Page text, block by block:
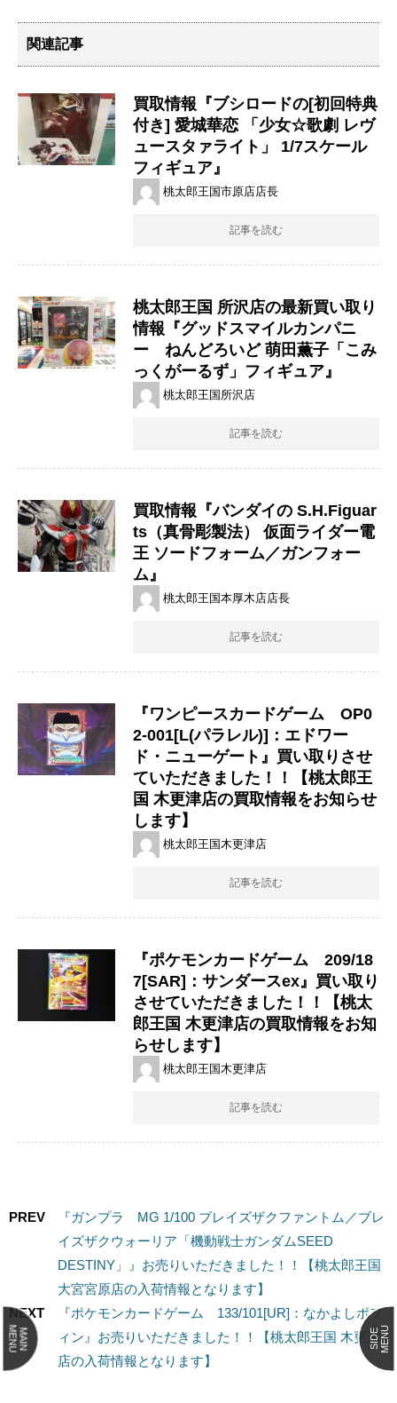
関連記事
買取情報『ブシロードの[初回特典
付き] ​愛城華恋 ​「少女☆歌劇 ​レヴ
ュースタァライト」 ​1/7スケール
フィギュア』
桃太郎王国市原店店長
記事を読む
桃太郎王国 所沢店の最新買い取り
情報『グッドスマイルカンパニ
ー ねんどろいど 萌田薫子「こみ
っくがーるず」フィギュア』
桃太郎王国所沢店
記事を読む
買取情報『バンダイの S.H.Figuar
ts（真骨彫製法） ​仮面ライダー電
王 ​ソードフォーム／ガンフォー
ム』
桃太郎王国本厚木店店長
記事を読む
『ワンピースカードゲーム OP0
2-001[L(パラレル)]：エドワー
ド・ニューゲート』買い取りさせ
ていただきました！！【桃太郎王
国 木更津店の買取情報をお知らせ
します】
桃太郎王国木更津店
記事を読む
『ポケモンカードゲーム 209/18
7[SAR]：サンダースex』買い取り
させていただきました！！【桃太
郎王国 木更津店の買取情報をお知
らせします】
桃太郎王国木更津店
記事を読む
PREV
『ガンプラ MG 1/100 ブレイズザクファントム／ブレ
イズザクウォーリア「機動戦士ガンダムSEED
DESTINY」』お売りいただきました！！【桃太郎王国
大宮宮原店の入荷情報となります】
NEXT
『ポケモンカードゲーム 133/101[UR]：なかよしポフ
ィン』お売りいただきました！！【桃太郎王国 木更津
店の入荷情報となります】
MAIN
MENU SIDEMENU